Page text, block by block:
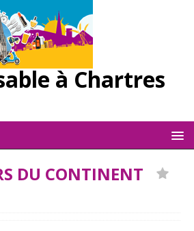
à Chartres
DU CONTINENT